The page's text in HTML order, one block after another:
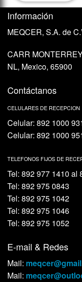
Información
MEQCER, S.A. de
CARR
NL, Mexico, 65900
Contáctanos
CELULARES DE RECEPCION
Celular: 892 1000
Celular: 892 1000
TELEFONOS FIJOS DE
Tel: 892 977 1410 al
Tel: 892 975 0843
Tel: 892 975 1042
Tel: 892 975 1046
Tel: 892 975 1052
E-mail & Redes
Mail:
Mail: